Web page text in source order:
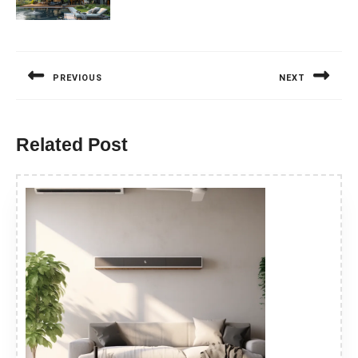
PREVIOUS NEXT
Related Post